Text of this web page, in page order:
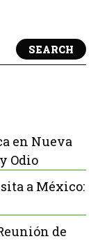
SEARCH
en Nueva
Odio
a México:
de